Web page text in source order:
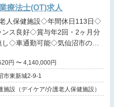
療法士(OT)求人
ンス良好◇賞与年2回・2ヶ月分
◇車通勤可能◇気仙沼市の医
年収 3,120,520円 〜 4,140,000円
市東新城2-9-1
施設（デイケア/介護老人保健施設）